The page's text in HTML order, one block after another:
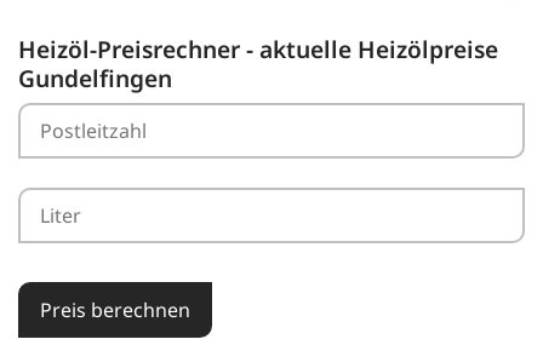
Heizöl-Preisrechner - aktuelle Heizölpreise
Gundelfingen
Preis berechnen